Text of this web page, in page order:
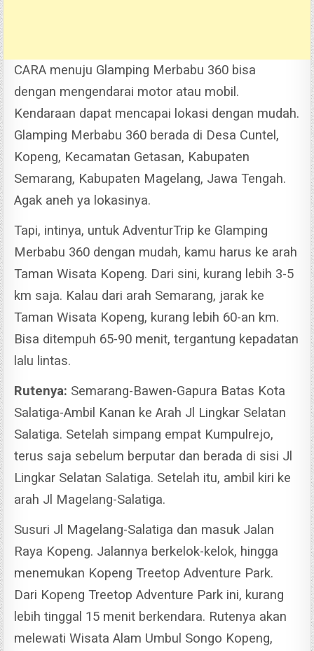
CARA menuju Glamping Merbabu 360 bisa
dengan mengendarai motor atau mobil.
Kendaraan dapat mencapai lokasi dengan mudah.
Glamping Merbabu 360 berada di Desa Cuntel,
Kopeng, Kecamatan Getasan, Kabupaten
Semarang, Kabupaten Magelang, Jawa Tengah.
Agak aneh ya lokasinya.
Tapi, intinya, untuk AdventurTrip ke Glamping
Merbabu 360 dengan mudah, kamu harus ke arah
Taman Wisata Kopeng. Dari sini, kurang lebih 3-5
km saja. Kalau dari arah Semarang, jarak ke
Taman Wisata Kopeng, kurang lebih 60-an km.
Bisa ditempuh 65-90 menit, tergantung kepadatan
lalu lintas.
Rutenya: Semarang-Bawen-Gapura Batas Kota
Salatiga-Ambil Kanan ke Arah Jl Lingkar Selatan
Salatiga. Setelah simpang empat Kumpulrejo,
terus saja sebelum berputar dan berada di sisi Jl
Lingkar Selatan Salatiga. Setelah itu, ambil kiri ke
arah Jl Magelang-Salatiga.
Susuri Jl Magelang-Salatiga dan masuk Jalan
Raya Kopeng. Jalannya berkelok-kelok, hingga
menemukan Kopeng Treetop Adventure Park.
Dari Kopeng Treetop Adventure Park ini, kurang
lebih tinggal 15 menit berkendara. Rutenya akan
melewati Wisata Alam Umbul Songo Kopeng,